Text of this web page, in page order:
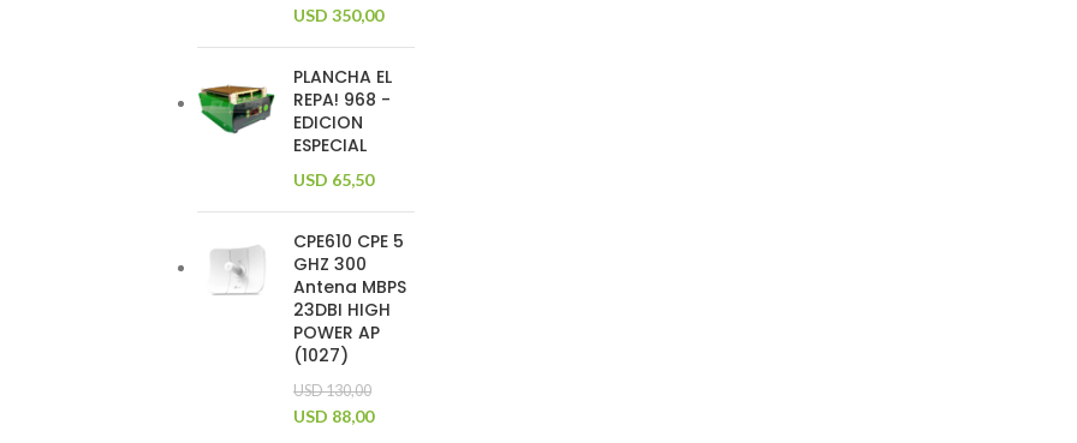
USD 350,00
PLANCHA EL
REPA! 968 -
EDICION
ESPECIAL
USD 65,50
CPE610 CPE 5
GHZ 300
Antena MBPS
23DBI HIGH
POWER AP
(1027)
USD130,00
USD 88,00